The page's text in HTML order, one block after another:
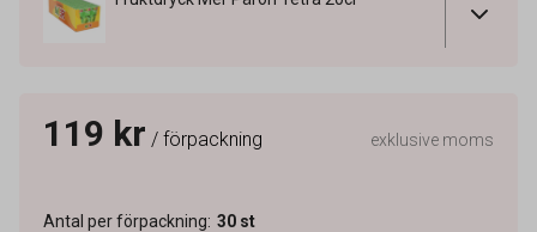
119 kr / förpackning exklusive moms
Antal per förpackning: 30 st